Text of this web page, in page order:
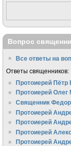
Вопрос
Все ответы на
Ответы священников:
Протоиерей Пётр
Протоиерей Олег
Священник
Протоиерей
Протоиерей
Протоиерей
Протоиерей